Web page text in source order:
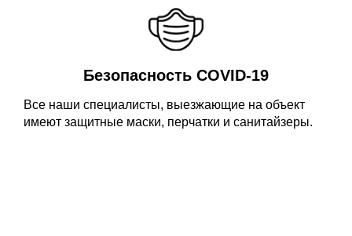
Безопасность COVID-19
Все наши специалисты, выезжающие на объект
имеют защитные маски, перчатки и санитайзеры.